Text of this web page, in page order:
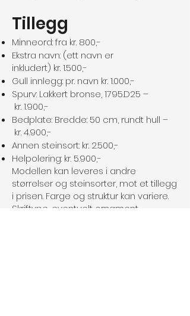
Tillegg
Minneord: fra kr. 800,-
Ekstra navn: (ett navn er
inkludert) kr. 1.500,-
Gull innlegg: pr. navn kr. 1.000,-
Spurv: Lakkert bronse, 1795.D25 –
kr. 1.900,-
Bedplate: Bredde: 50 cm, rundt hull –
kr. 4.900,-
Annen steinsort: kr. 2.500,-
Helpolering: kr. 5.900,-
Modellen kan leveres i andre
størrelser og steinsorter, mot et tillegg
i prisen. Farge og struktur kan variere.
Skriftype, eventuelt ornament,